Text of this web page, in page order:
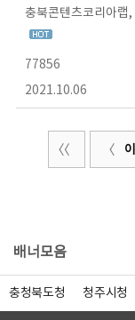
충북콘텐츠코리아랩
77856
2021.10.06
배너모음
충청북도청 청주시청